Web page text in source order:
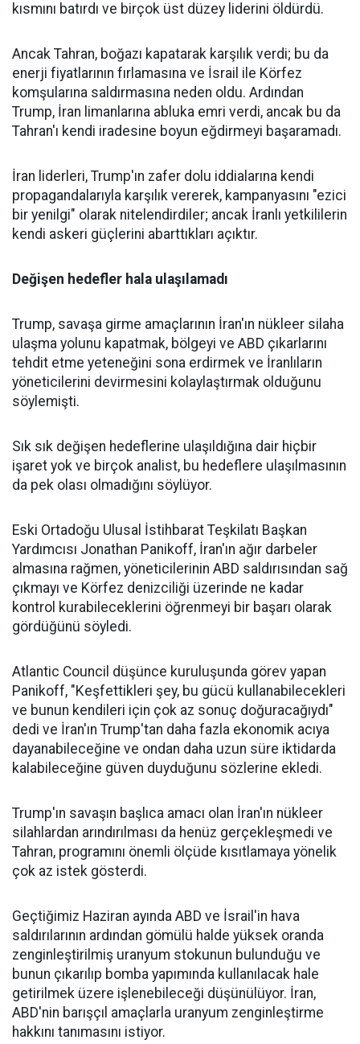
kısmını batırdı ve birçok üst düzey liderini öldürdü.
Ancak Tahran, boğazı kapatarak karşılık verdi; bu da
enerji fiyatlarının fırlamasına ve İsrail ile Körfez
komşularına saldırmasına neden oldu. Ardından
Trump, İran limanlarına abluka emri verdi, ancak bu da
Tahran'ı kendi iradesine boyun eğdirmeyi başaramadı.
İran liderleri, Trump'ın zafer dolu iddialarına kendi
propagandalarıyla karşılık vererek, kampanyasını "ezici
bir yenilgi" olarak nitelendirdiler; ancak İranlı yetkililerin
kendi askeri güçlerini abarttıkları açıktır.
Değişen hedefler hala ulaşılamadı
Trump, savaşa girme amaçlarının İran'ın nükleer silaha
ulaşma yolunu kapatmak, bölgeyi ve ABD çıkarlarını
tehdit etme yeteneğini sona erdirmek ve İranlıların
yöneticilerini devirmesini kolaylaştırmak olduğunu
söylemişti.
Sık sık değişen hedeflerine ulaşıldığına dair hiçbir
işaret yok ve birçok analist, bu hedeflere ulaşılmasının
da pek olası olmadığını söylüyor.
Eski Ortadoğu Ulusal İstihbarat Teşkilatı Başkan
Yardımcısı Jonathan Panikoff, İran'ın ağır darbeler
almasına rağmen, yöneticilerinin ABD saldırısından sağ
çıkmayı ve Körfez denizciliği üzerinde ne kadar
kontrol kurabileceklerini öğrenmeyi bir başarı olarak
gördüğünü söyledi.
Atlantic Council düşünce kuruluşunda görev yapan
Panikoff, "Keşfettikleri şey, bu gücü kullanabilecekleri
ve bunun kendileri için çok az sonuç doğuracağıydı"
dedi ve İran'ın Trump'tan daha fazla ekonomik acıya
dayanabileceğine ve ondan daha uzun süre iktidarda
kalabileceğine güven duyduğunu sözlerine ekledi.
Trump'ın savaşın başlıca amacı olan İran'ın nükleer
silahlardan arındırılması da henüz gerçekleşmedi ve
Tahran, programını önemli ölçüde kısıtlamaya yönelik
çok az istek gösterdi.
Geçtiğimiz Haziran ayında ABD ve İsrail'in hava
saldırılarının ardından gömülü halde yüksek oranda
zenginleştirilmiş uranyum stokunun bulunduğu ve
bunun çıkarılıp bomba yapımında kullanılacak hale
getirilmek üzere işlenebileceği düşünülüyor. İran,
ABD'nin barışçıl amaçlarla uranyum zenginleştirme
hakkını tanımasını istiyor.